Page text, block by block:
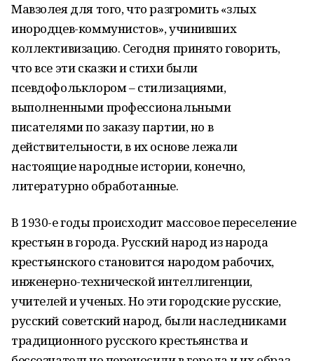
Мавзолея для того, что разгромить «злых
инородцев-коммунистов», учинивших
коллективизацию. Сегодня принято говорить,
что все эти сказки и стихи были
псевдофольклором – стилизациями,
выполненными профессиональными
писателями по заказу партии, но в
действительности, в их основе лежали
настоящие народные истории, конечно,
литературно обработанные.
В 1930-е годы происходит массовое переселение
крестьян в города. Русский народ из народа
крестьянского становится народом рабочих,
инженерно-технической интеллигенции,
учителей и ученых. Но эти городские русские,
русский советский народ, были наследниками
традиционного русского крестьянства и